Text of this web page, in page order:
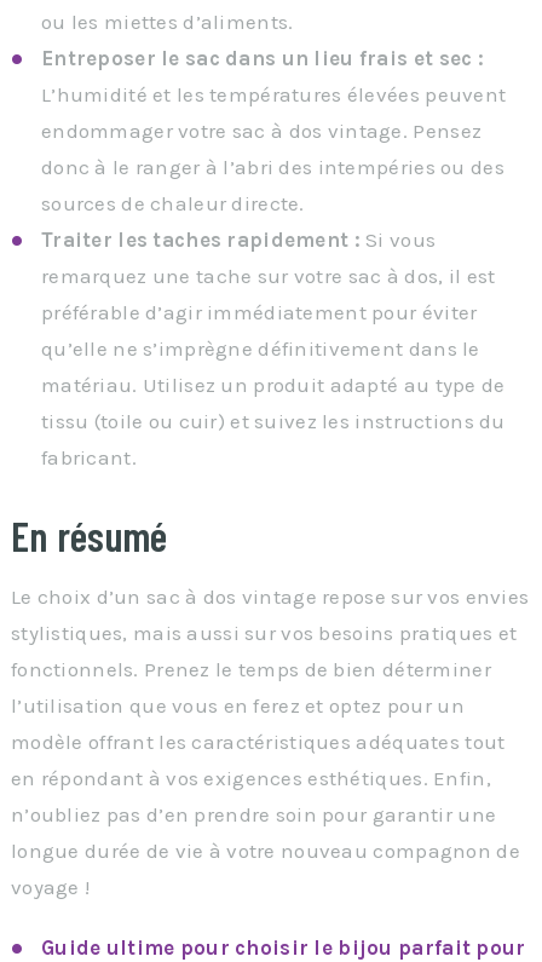
ou les miettes d’aliments.
Entreposer le sac dans un lieu frais et sec :
L’humidité et les températures élevées peuvent
endommager votre sac à dos vintage. Pensez
donc à le ranger à l’abri des intempéries ou des
sources de chaleur directe.
Traiter les taches rapidement : Si vous
remarquez une tache sur votre sac à dos, il est
préférable d’agir immédiatement pour éviter
qu’elle ne s’imprègne définitivement dans le
matériau. Utilisez un produit adapté au type de
tissu (toile ou cuir) et suivez les instructions du
fabricant.
En résumé
Le choix d’un sac à dos vintage repose sur vos envies
stylistiques, mais aussi sur vos besoins pratiques et
fonctionnels. Prenez le temps de bien déterminer
l’utilisation que vous en ferez et optez pour un
modèle offrant les caractéristiques adéquates tout
en répondant à vos exigences esthétiques. Enfin,
n’oubliez pas d’en prendre soin pour garantir une
longue durée de vie à votre nouveau compagnon de
voyage !
Guide ultime pour choisir le bijou parfait pour